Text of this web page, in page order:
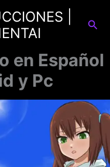
|
en Español
y Pc